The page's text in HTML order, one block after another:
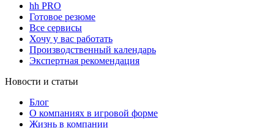
hh PRO
Готовое резюме
Все сервисы
Хочу у вас работать
Производственный календарь
Экспертная рекомендация
Новости и статьи
Блог
О компаниях в игровой форме
Жизнь в компании